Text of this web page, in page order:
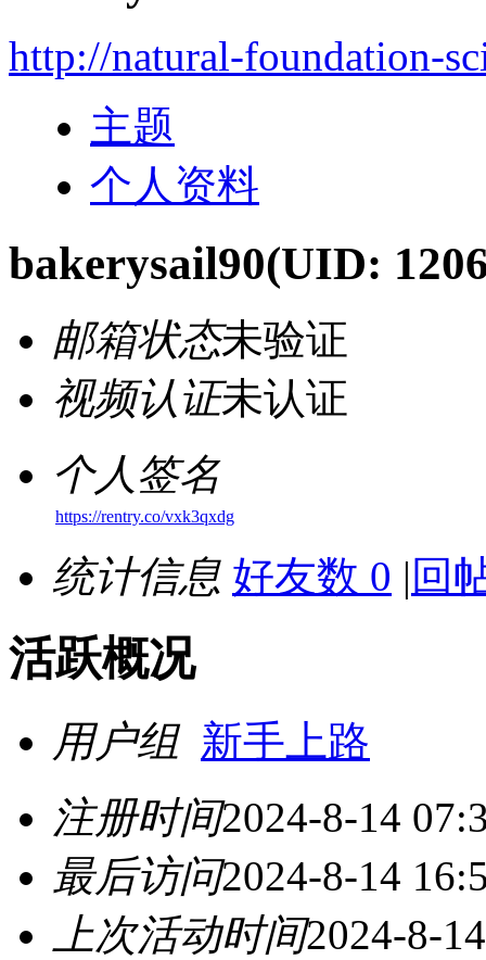
http://natural-foundation-
主题
个人资料
bakerysail90(UID:
邮箱状态未验证
视频认证未认证
个人签名
https://rentry.co/vxk3qxdg
统计信息 好友数 0 | 回
活跃概况
用户组 新手上路
注册时间2024-8-14
最后访问2024-8-14
上次活动时间2024-8-